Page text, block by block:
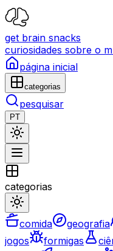
get brain snacks
curiosidades sobre o
página inicial
categorias
pesquisar
PT
categorias
comida geografia
jogos
formigas